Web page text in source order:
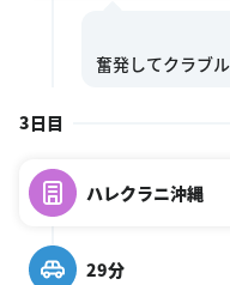
3日目
ハレクラニ沖縄
29分